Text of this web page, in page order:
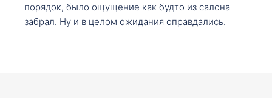
порядок, было ощущение как будто из салона
забрал. Ну и в целом ожидания оправдались.